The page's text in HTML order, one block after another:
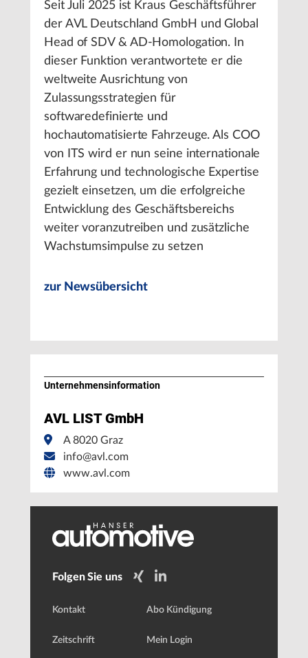
Seit Juli 2025 ist Kraus Geschäftsführer
der AVL Deutschland GmbH und Global
Head of SDV & AD-Homologation. In
dieser Funktion verantwortete er die
weltweite Ausrichtung von
Zulassungsstrategien für
softwaredefinierte und
hochautomatisierte Fahrzeuge. Als COO
von ITS wird er nun seine internationale
Erfahrung und technologische Expertise
gezielt einsetzen, um die erfolgreiche
Entwicklung des Geschäftsbereichs
weiter voranzutreiben und zusätzliche
Wachstumsimpulse zu setzen
zur Newsübersicht
Unternehmens­information
AVL LIST GmbH
A 8020 Graz
info@avl.com
www.avl.com
Folgen Sie uns
Kontakt
Zeitschrift
Abo Kündigung
Mein Login